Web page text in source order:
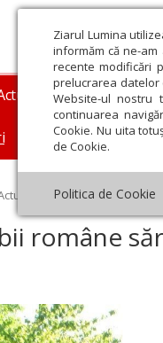
Ziarul Lumina
informăm că ne-
recente modificări
prelucrarea datelor
Website-ul nostru
continuarea
Cookie. Nu uita
de Cookie.
Politica de Cookie
religioasă
Mesaje și cuvântări
religioasă › Știri ›
române